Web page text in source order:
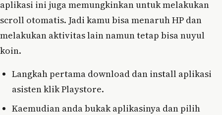
aplikasi ini juga memungkinkan untuk melakukan
scroll otomatis. Jadi kamu bisa menaruh HP dan
melakukan aktivitas lain namun tetap bisa nuyul
koin.
Langkah pertama download dan install aplikasi
asisten klik Playstore.
Kaemudian anda bukak aplikasinya dan pilih